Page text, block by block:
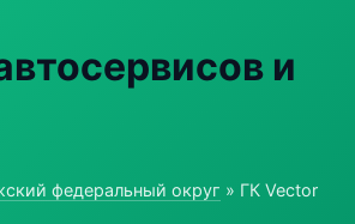
и
федеральный округ » ГК Vector